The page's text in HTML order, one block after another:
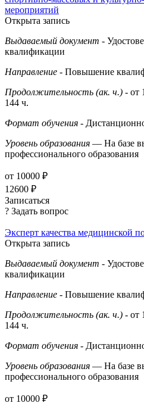
мероприятий
Открыта запись
Выдаваемый документ -
квалификации
Направление - Повышение
Продолжительность (ак. ч.) - от
144 ч.
Формат обучения -
Уровень образования — На базе
профессионального образования
от 10000 ₽
12600 ₽
Записаться
? Задать вопрос
Эксперт качества медицинской
Открыта запись
Выдаваемый документ -
квалификации
Направление - Повышение
Продолжительность (ак. ч.) - от
144 ч.
Формат обучения -
Уровень образования — На базе
профессионального образования
от 10000 ₽